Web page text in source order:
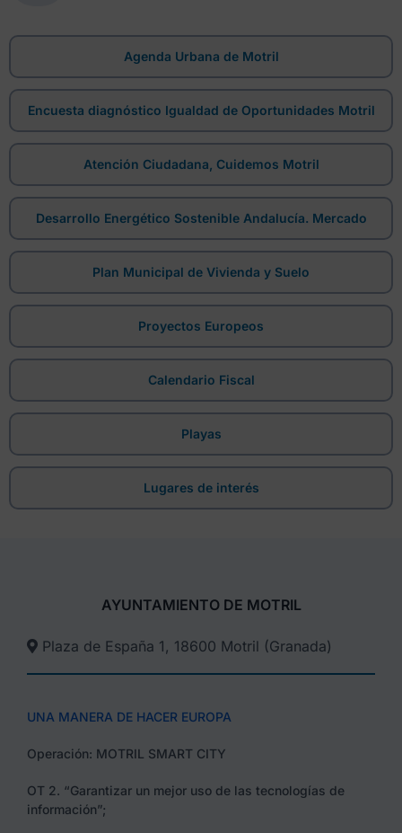
Agenda Urbana de Motril
Encuesta diagnóstico Igualdad de Oportunidades Motril
Atención Ciudadana, Cuidemos Motril
Desarrollo Energético Sostenible Andalucía. Mercado
Plan Municipal de Vivienda y Suelo
Proyectos Europeos
Calendario Fiscal
Playas
Lugares de interés
AYUNTAMIENTO DE MOTRIL
Plaza de España 1, 18600 Motril (Granada)​
UNA MANERA DE HACER EUROPA
Operación: MOTRIL SMART CITY
OT 2. “Garantizar un mejor uso de las tecnologías de
información”;